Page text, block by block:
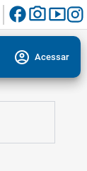
facebookphoto_camerasmart_display
account_circle Acessar